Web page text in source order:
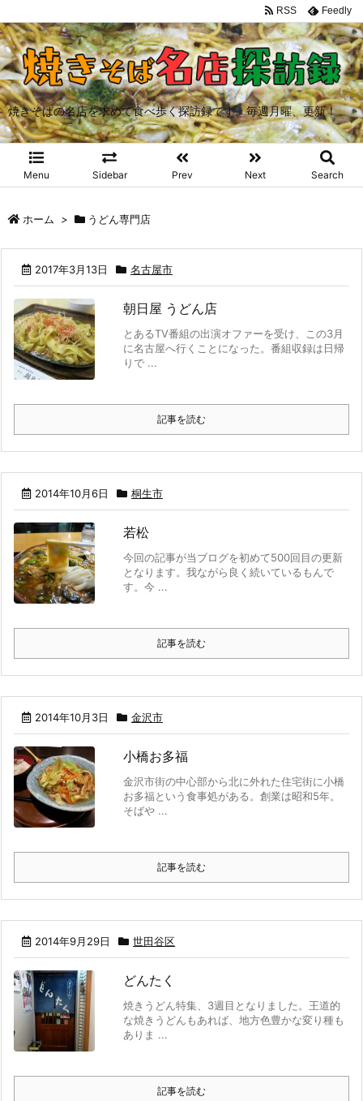
焼きそばの名店を求めて食べ歩く探訪録です。毎週月曜、更新！
Menu Sidebar Prev Next Search
RSS Feedly
ホーム > うどん専門店
2017年3月13日 名古屋市
朝日屋 うどん店
とあるTV番組の出演オファーを受け、この3月
に名古屋へ行くことになった。番組収録は日帰
りで ...
記事を読む
2014年10月6日 桐生市
若松
今回の記事が当ブログを初めて500回目の更新
となります。我ながら良く続いているもんで
す。今 ...
記事を読む
2014年10月3日 金沢市
小橋お多福
金沢市街の中心部から北に外れた住宅街に小橋
お多福という食事処がある。創業は昭和5年。
そばや ...
記事を読む
2014年9月29日 世田谷区
どんたく
焼きうどん特集、3週目となりました。王道的
な焼きうどんもあれば、地方色豊かな変り種も
ありま ...
記事を読む